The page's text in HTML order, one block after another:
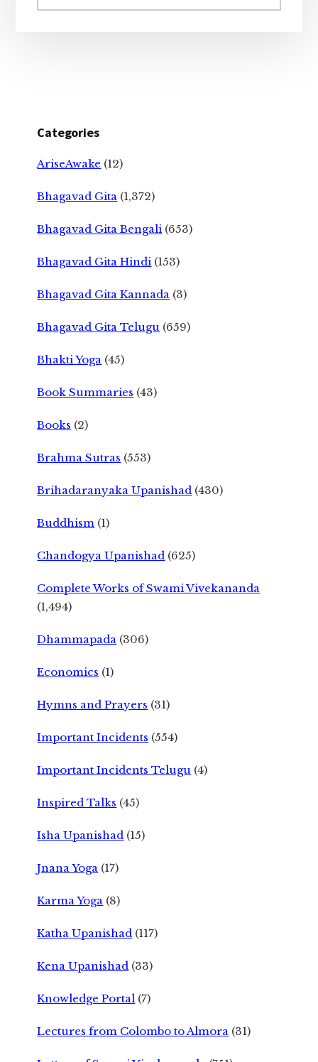
website
Categories
AriseAwake (12)
Bhagavad Gita (1,372)
Bhagavad Gita Bengali (653)
Bhagavad Gita Hindi (153)
Bhagavad Gita Kannada (3)
Bhagavad Gita Telugu (659)
Bhakti Yoga (45)
Book Summaries (43)
Books (2)
Brahma Sutras (553)
Brihadaranyaka Upanishad (430)
Buddhism (1)
Chandogya Upanishad (625)
Complete Works of Swami Vivekananda
(1,494)
Dhammapada (306)
Economics (1)
Hymns and Prayers (31)
Important Incidents (554)
Important Incidents Telugu (4)
Inspired Talks (45)
Isha Upanishad (15)
Jnana Yoga (17)
Karma Yoga (8)
Katha Upanishad (117)
Kena Upanishad (33)
Knowledge Portal (7)
Lectures from Colombo to Almora (31)